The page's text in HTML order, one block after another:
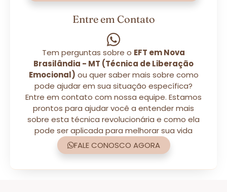
Entre em Contato
Tem perguntas sobre o EFT em Nova
Brasilândia - MT (Técnica de Liberação
Emocional) ou quer saber mais sobre como
pode ajudar em sua situação específica?
Entre em contato com nossa equipe. Estamos
prontos para ajudar você a entender mais
sobre esta técnica revolucionária e como ela
pode ser aplicada para melhorar sua vida
FALE CONOSCO AGORA